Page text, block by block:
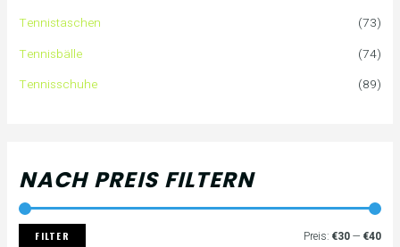
a
c
h
Tennistaschen
(73)
Tennisbälle
(74)
Tennisschuhe
(89)
NACH PREIS FILTERN
i
s
i
s
FILTER Preis: €30— €40